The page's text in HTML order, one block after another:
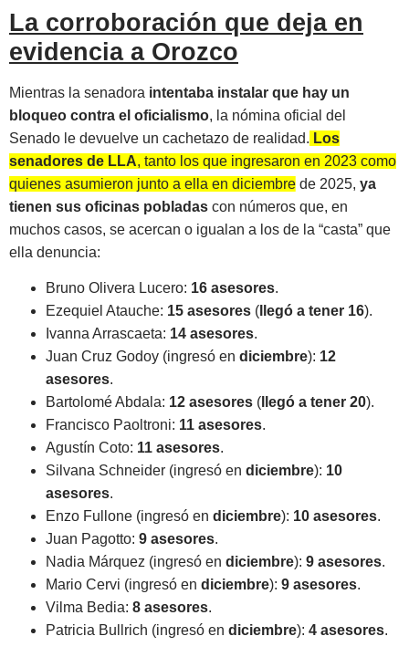
La corroboración que deja en
evidencia a Orozco
Mientras la senadora intentaba instalar que hay un
bloqueo contra el oficialismo, la nómina oficial del
Senado le devuelve un cachetazo de realidad. Los
senadores de LLA, tanto los que ingresaron en 2023 como
quienes asumieron junto a ella en diciembre de 2025, ya
tienen sus oficinas pobladas con números que, en
muchos casos, se acercan o igualan a los de la “casta” que
ella denuncia:
Bruno Olivera Lucero: 16 asesores.
Ezequiel Atauche: 15 asesores ( llegó a tener 16).
Ivanna Arrascaeta: 14 asesores.
Juan Cruz Godoy (ingresó en diciembre): 12
asesores.
Bartolomé Abdala: 12 asesores ( llegó a tener 20).
Francisco Paoltroni: 11 asesores.
Agustín Coto: 11 asesores.
Silvana Schneider (ingresó en diciembre): 10
asesores.
Enzo Fullone (ingresó en diciembre): 10 asesores.
Juan Pagotto: 9 asesores.
Nadia Márquez (ingresó en diciembre): 9 asesores.
Mario Cervi (ingresó en diciembre): 9 asesores.
Vilma Bedia: 8 asesores.
Patricia Bullrich (ingresó en diciembre): 4 asesores.